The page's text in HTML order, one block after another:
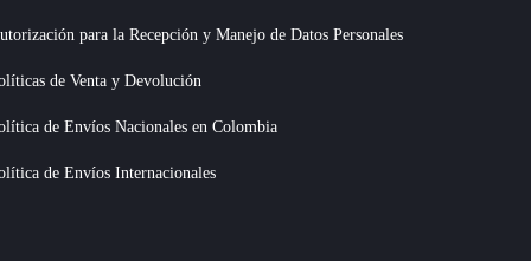
para la Recepción y Manejo de Datos Personales
de Venta y Devolución
de Envíos Nacionales en Colombia
de Envíos Internacionales